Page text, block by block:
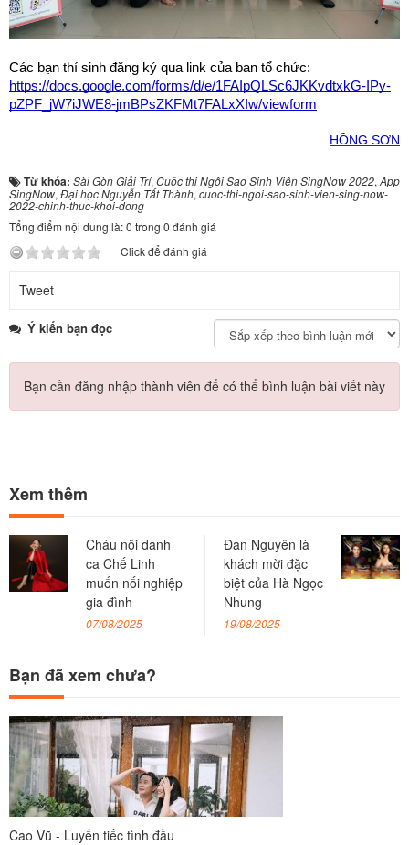
https://docs.google.com/forms/d/e/1FAIpQLSc6JKKvdtxkG-IPy-
pZPF_jW7iJWE8-jmBPsZKFMt7FALxXIw/viewform
HỒNG SƠN
Từ khóa: Sài Gòn Giải Trí, Cuộc thi Ngôi Sao Sinh Viên SingNow 2022, App
SingNow, Đại học Nguyễn Tất Thành, cuoc-thi-ngoi-sao-sinh-vien-sing-now-
2022-chinh-thuc-khoi-dong
Tổng điểm nội dung là: 0 trong 0 đánh giá
Click để đánh giá
Tweet
Ý kiến bạn đọc
Bạn cần đăng nhập thành viên để có thể bình luận bài viết này
Xem thêm
Cháu nội danh
ca Chế Linh
muốn nối nghiệp
gia đình
07/08/2025
Đan Nguyên là
khách mời đặc
biệt của Hà Ngọc
Nhung
19/08/2025
Bạn đã xem chưa?
Cao Vũ - Luyến tiếc tình đầu